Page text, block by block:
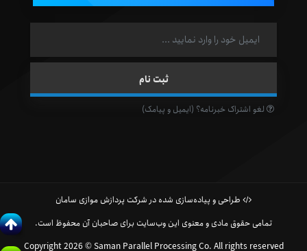
لغو اشتراک خبرنامه؟ (ایمیل و پیامک)
طراحی و پیاده‌سازی شده در شرکت پردازش موازی سامان
تمامی حقوق مادی و معنوی این وب‌سایت برای صاحبان آن محفوظ است.
Copyright 2026 © Saman Parallel Processing Co. All rights reserved